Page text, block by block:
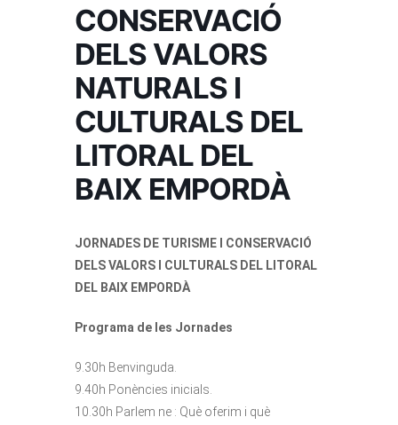
CONSERVACIÓ
DELS VALORS
NATURALS I
CULTURALS DEL
LITORAL DEL
BAIX EMPORDÀ
JORNADES DE TURISME I CONSERVACIÓ
DELS VALORS I CULTURALS DEL LITORAL
DEL BAIX EMPORDÀ
Programa de les Jornades
9.30h Benvinguda.
9.40h Ponències inicials.
10.30h Parlem ne : Què oferim i què